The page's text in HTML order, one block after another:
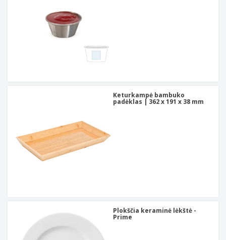
Keturkampė bambuko
padėklas | 362 x 191 x 38 mm
Plokščia keraminė lėkštė -
Prime